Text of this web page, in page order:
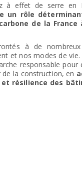
à effet de serre en
un rôle
de la France
à de
et nos modes de vie.
responsable pour
la construction, en
résilience des